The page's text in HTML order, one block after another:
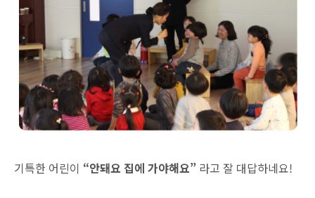
기특한 어린이 “안돼요 집에 가야해요” 라고 잘 대답하네요!